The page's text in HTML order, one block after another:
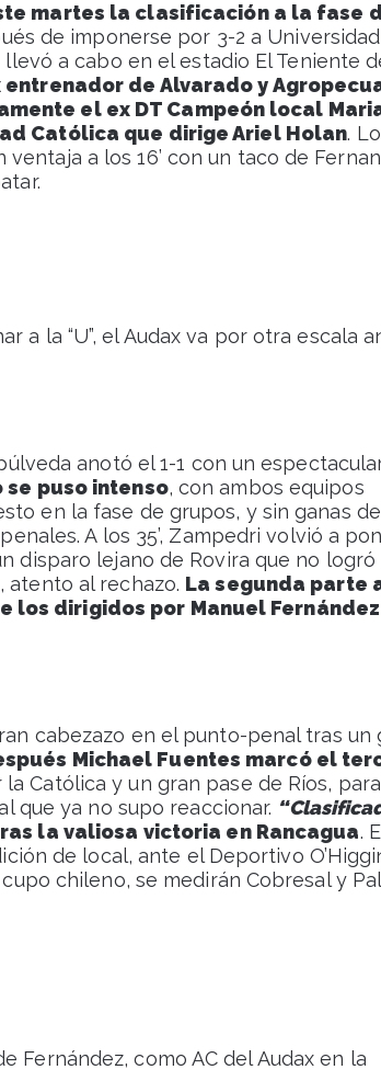
martes la clasificación a la fase
de imponerse por 3-2 a Universidad
a cabo en el estadio El Teniente
de Alvarado y
el ex DT Campeón local
Católica que dirige Ariel Holan.
a los 16’ con un taco de
a la “U”, el Audax va por otra escala
anotó el 1-1 con un
se puso intenso, con ambos equipos
en la fase de grupos, y sin ganas
A los 35’, Zampedri volvió a
disparo lejano de Rovira que no
atento al rechazo. La segunda parte
los dirigidos por Manuel
cabezazo en el punto-penal tras un
Michael Fuentes marcó el
Católica y un gran pase de Ríos, para
que ya no supo reaccionar.
la valiosa victoria en Rancagua.
de local, ante el Deportivo
chileno, se medirán Cobresal y
Fernández, como AC del Audax en la